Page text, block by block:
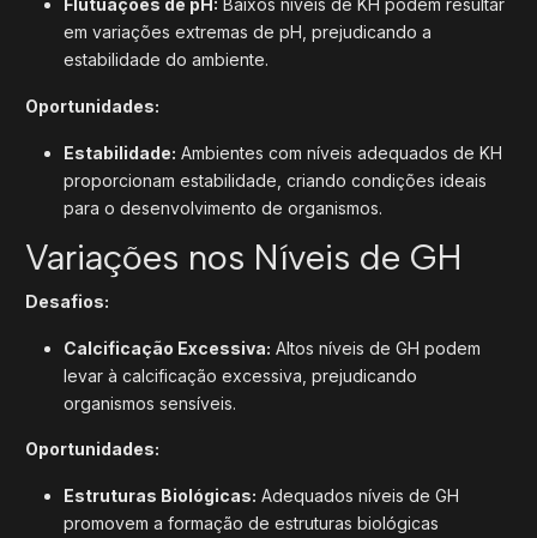
Flutuações de pH: Baixos níveis de KH podem resultar
em variações extremas de pH, prejudicando a
estabilidade do ambiente.
Oportunidades:
Estabilidade: Ambientes com níveis adequados de KH
proporcionam estabilidade, criando condições ideais
para o desenvolvimento de organismos.
Variações nos Níveis de GH
Desafios:
Calcificação Excessiva: Altos níveis de GH podem
levar à calcificação excessiva, prejudicando
organismos sensíveis.
Oportunidades:
Estruturas Biológicas: Adequados níveis de GH
promovem a formação de estruturas biológicas